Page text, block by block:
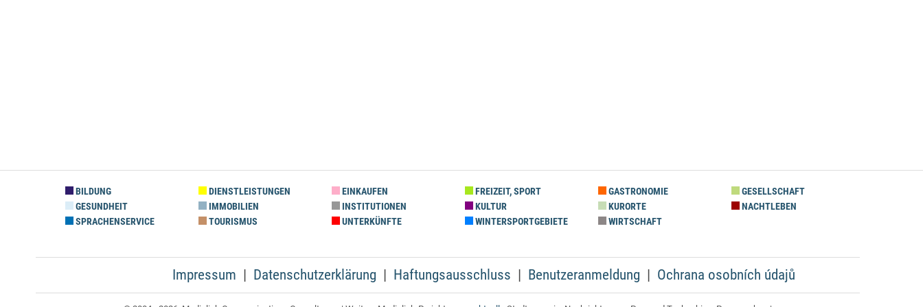
BILDUNG DIENSTLEISTUNGEN EINKAUFEN FREIZEIT, SPORT GASTRONOMIE
GESELLSCHAFT
GESUNDHEIT
IMMOBILIEN INSTITUTIONEN KULTUR KURORTE
NACHTLEBEN
SPRACHENSERVICE
TOURISMUS UNTERKÜNFTE WINTERSPORTGEBIETE WIRTSCHAFT
Impressum Datenschutzerklärung Haftungsausschluss Benutzeranmeldung Ochrana osobních údajů